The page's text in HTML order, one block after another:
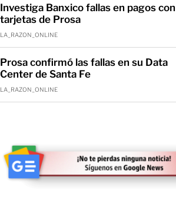
Investiga Banxico fallas en pagos con
tarjetas de Prosa
LA_RAZON_ONLINE
Prosa confirmó las fallas en su Data
Center de Santa Fe
LA_RAZON_ONLINE